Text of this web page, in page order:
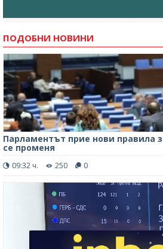
ПОДОБНИ НОВИНИ
Парламентът прие нови правила
се променя
09:32 ч. 250 0